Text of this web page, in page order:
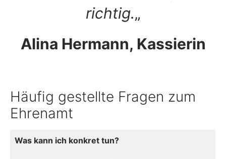
richtig.„
Alina Hermann, Kassierin
Häufig gestellte Fragen zum
Ehrenamt
Was kann ich konkret tun?